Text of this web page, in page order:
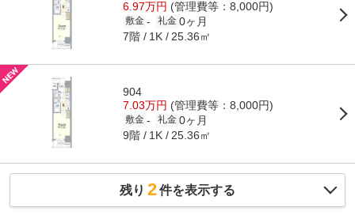
6.97万円 (管理費等：8,000円)
敷金 - 礼金 0ヶ月
7階 1K 25.36㎡
904
7.03万円 (管理費等：8,000円)
敷金 - 礼金 0ヶ月
9階 1K 25.36㎡
残り 2件を表示する